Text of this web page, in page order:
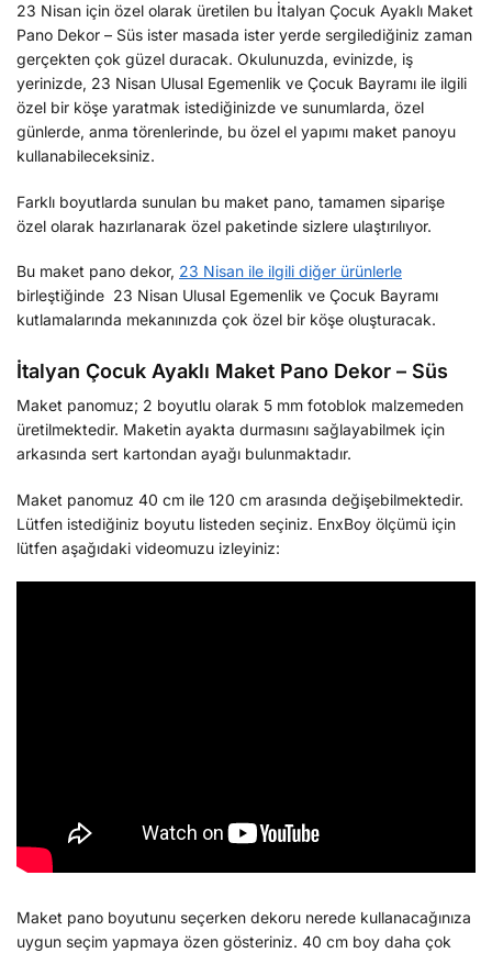
23 Nisan için özel olarak üretilen bu İtalyan Çocuk Ayaklı Maket
Pano Dekor – Süs ister masada ister yerde sergilediğiniz zaman
gerçekten çok güzel duracak. Okulunuzda, evinizde, iş
yerinizde, 23 Nisan Ulusal Egemenlik ve Çocuk Bayramı ile ilgili
özel bir köşe yaratmak istediğinizde ve sunumlarda, özel
günlerde, anma törenlerinde, bu özel el yapımı maket panoyu
kullanabileceksiniz.
Farklı boyutlarda sunulan bu maket pano, tamamen siparişe
özel olarak hazırlanarak özel paketinde sizlere ulaştırılıyor.
Bu maket pano dekor, 23 Nisan ile ilgili diğer ürünlerle
birleştiğinde 23 Nisan Ulusal Egemenlik ve Çocuk Bayramı
kutlamalarında mekanınızda çok özel bir köşe oluşturacak.
İtalyan Çocuk Ayaklı Maket Pano Dekor – Süs
Maket panomuz; 2 boyutlu olarak 5 mm fotoblok malzemeden
üretilmektedir. Maketin ayakta durmasını sağlayabilmek için
arkasında sert kartondan ayağı bulunmaktadır.
Maket panomuz 40 cm ile 120 cm arasında değişebilmektedir.
Lütfen istediğiniz boyutu listeden seçiniz. EnxBoy ölçümü için
lütfen aşağıdaki videomuzu izleyiniz:
Maket pano boyutunu seçerken dekoru nerede kullanacağınıza
uygun seçim yapmaya özen gösteriniz. 40 cm boy daha çok